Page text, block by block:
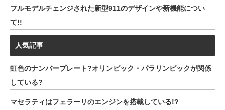
フルモデルチェンジされた新型911のデザインや新機能につい
て!!
人気記事
虹色のナンバープレート?オリンピック・パラリンピックが関係
している?
マセラティはフェラーリのエンジンを搭載している!?